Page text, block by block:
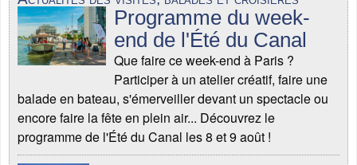
Programme du week-
end de l'Été du Canal
Que faire ce week-end à Paris ?
Participer à un atelier créatif, faire une
balade en bateau, s'émerveiller devant un spectacle ou
encore faire la fête en plein air... Découvrez le
programme de l'Été du Canal les 8 et 9 août !